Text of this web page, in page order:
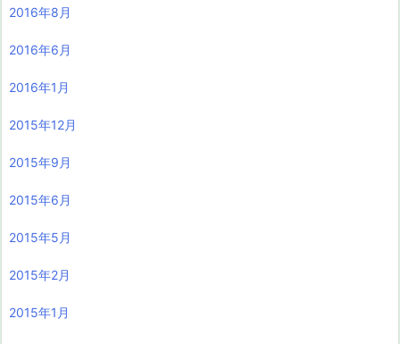
2016年8月
2016年6月
2016年1月
2015年12月
2015年9月
2015年6月
2015年5月
2015年2月
2015年1月